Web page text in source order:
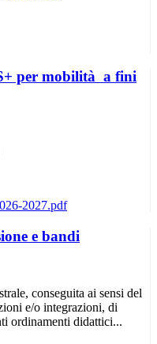
per mobilità a fini
e bandi
conseguita ai sensi del
e/o integrazioni, di
ordinamenti didattici...